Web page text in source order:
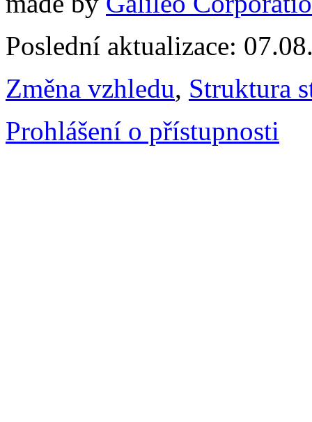
Poslední aktualizace:
Změna vzhledu, Struktura
Prohlášení o přístupnosti